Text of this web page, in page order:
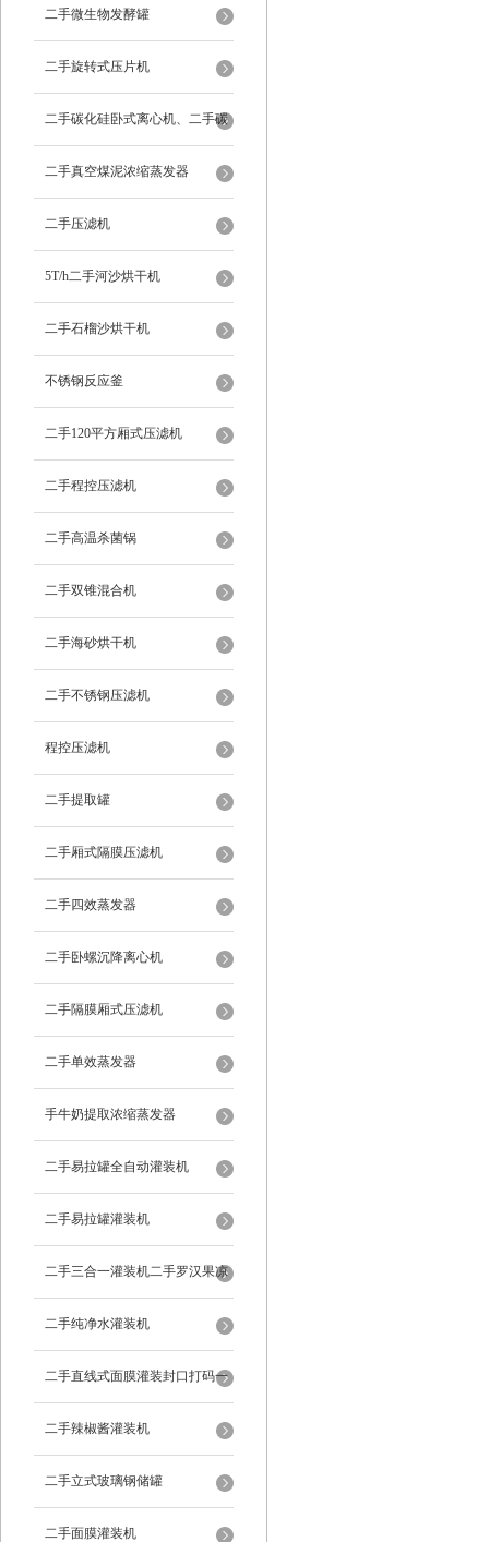
二手微生物发酵罐
二手旋转式压片机
二手碳化硅卧式离心机、二手碳
化硅分级机、二手碳化硅水洗离
心机
二手真空煤泥浓缩蒸发器
二手压滤机
5T/h二手河沙烘干机
二手石榴沙烘干机
不锈钢反应釜
二手120平方厢式压滤机
二手程控压滤机
二手高温杀菌锅
二手双锥混合机
二手海砂烘干机
二手不锈钢压滤机
程控压滤机
二手提取罐
二手厢式隔膜压滤机
二手四效蒸发器
二手卧螺沉降离心机
二手隔膜厢式压滤机
二手单效蒸发器
手牛奶提取浓缩蒸发器
二手易拉罐全自动灌装机
二手易拉罐灌装机
二手三合一灌装机二手罗汉果凉
茶灌装机
二手纯净水灌装机
二手直线式面膜灌装封口打码一
体机
二手辣椒酱灌装机
二手立式玻璃钢储罐
二手面膜灌装机